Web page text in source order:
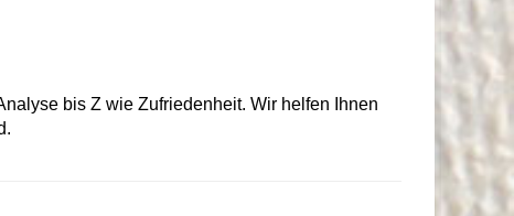
bis Z wie Zufriedenheit. Wir helfen Ihnen